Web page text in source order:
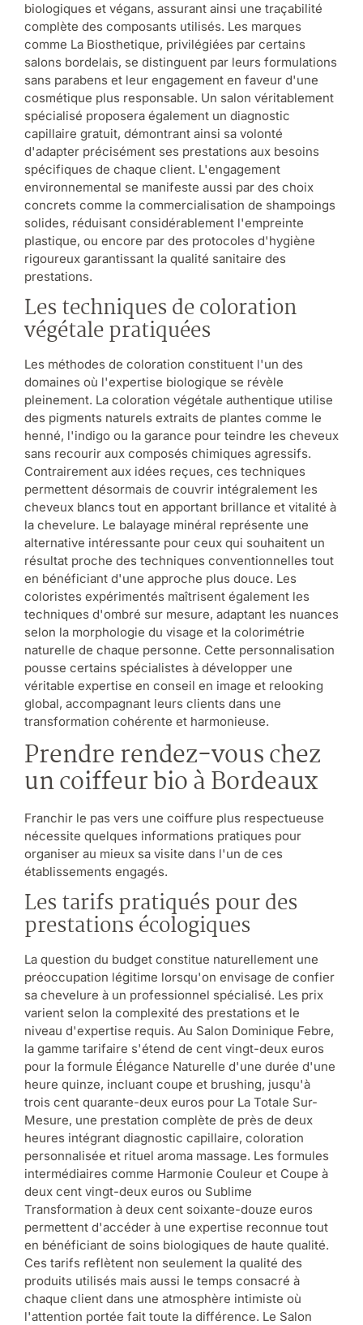
biologiques et végans, assurant ainsi une traçabilité
complète des composants utilisés. Les marques
comme La Biosthetique, privilégiées par certains
salons bordelais, se distinguent par leurs formulations
sans parabens et leur engagement en faveur d'une
cosmétique plus responsable. Un salon véritablement
spécialisé proposera également un diagnostic
capillaire gratuit, démontrant ainsi sa volonté
d'adapter précisément ses prestations aux besoins
spécifiques de chaque client. L'engagement
environnemental se manifeste aussi par des choix
concrets comme la commercialisation de shampoings
solides, réduisant considérablement l'empreinte
plastique, ou encore par des protocoles d'hygiène
rigoureux garantissant la qualité sanitaire des
prestations.
Les techniques de coloration
végétale pratiquées
Les méthodes de coloration constituent l'un des
domaines où l'expertise biologique se révèle
pleinement. La coloration végétale authentique utilise
des pigments naturels extraits de plantes comme le
henné, l'indigo ou la garance pour teindre les cheveux
sans recourir aux composés chimiques agressifs.
Contrairement aux idées reçues, ces techniques
permettent désormais de couvrir intégralement les
cheveux blancs tout en apportant brillance et vitalité à
la chevelure. Le balayage minéral représente une
alternative intéressante pour ceux qui souhaitent un
résultat proche des techniques conventionnelles tout
en bénéficiant d'une approche plus douce. Les
coloristes expérimentés maîtrisent également les
techniques d'ombré sur mesure, adaptant les nuances
selon la morphologie du visage et la colorimétrie
naturelle de chaque personne. Cette personnalisation
pousse certains spécialistes à développer une
véritable expertise en conseil en image et relooking
global, accompagnant leurs clients dans une
transformation cohérente et harmonieuse.
Prendre rendez-vous chez
un coiffeur bio à Bordeaux
Franchir le pas vers une coiffure plus respectueuse
nécessite quelques informations pratiques pour
organiser au mieux sa visite dans l'un de ces
établissements engagés.
Les tarifs pratiqués pour des
prestations écologiques
La question du budget constitue naturellement une
préoccupation légitime lorsqu'on envisage de confier
sa chevelure à un professionnel spécialisé. Les prix
varient selon la complexité des prestations et le
niveau d'expertise requis. Au Salon Dominique Febre,
la gamme tarifaire s'étend de cent vingt-deux euros
pour la formule Élégance Naturelle d'une durée d'une
heure quinze, incluant coupe et brushing, jusqu'à
trois cent quarante-deux euros pour La Totale Sur-
Mesure, une prestation complète de près de deux
heures intégrant diagnostic capillaire, coloration
personnalisée et rituel aroma massage. Les formules
intermédiaires comme Harmonie Couleur et Coupe à
deux cent vingt-deux euros ou Sublime
Transformation à deux cent soixante-douze euros
permettent d'accéder à une expertise reconnue tout
en bénéficiant de soins biologiques de haute qualité.
Ces tarifs reflètent non seulement la qualité des
produits utilisés mais aussi le temps consacré à
chaque client dans une atmosphère intimiste où
l'attention portée fait toute la différence. Le Salon